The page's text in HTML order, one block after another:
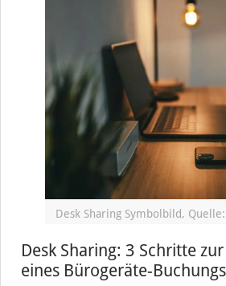
Desk Sharing Symbolbild,
Desk Sharing: 3 Schritte
eines Bürogeräte-